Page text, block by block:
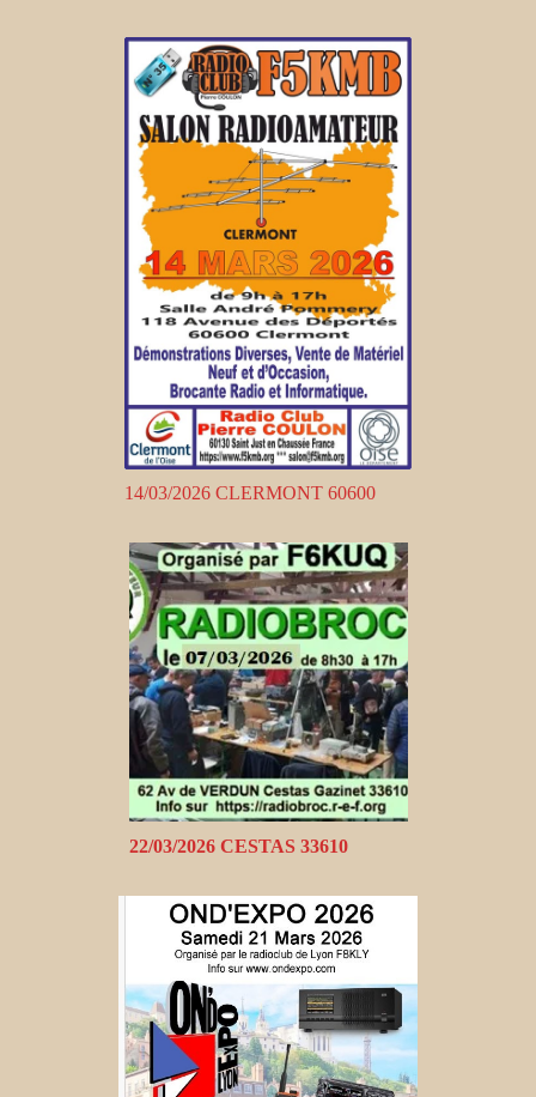
14/03/2026 CLERMONT 60600
22/03/2026 CESTAS 33610